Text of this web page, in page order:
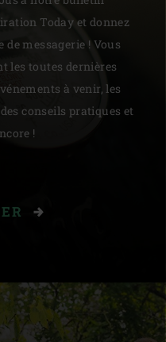
Today et donnez
messagerie ! Vous
les toutes dernières
à venir, les
conseils pratiques et
!